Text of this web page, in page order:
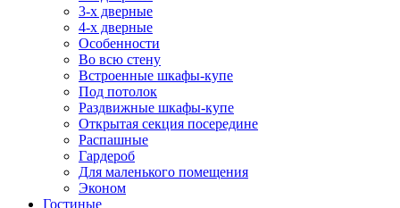
3-х дверные
4-х дверные
Особенности
Во всю стену
Встроенные шкафы-купе
Под потолок
Раздвижные шкафы-купе
Открытая секция посередине
Распашные
Гардероб
Для маленького помещения
Эконом
Гостиные